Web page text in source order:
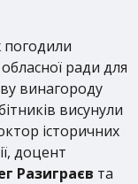
погодили
ради для
винагороду
висунули
історичних
доцент
Разиграєв та